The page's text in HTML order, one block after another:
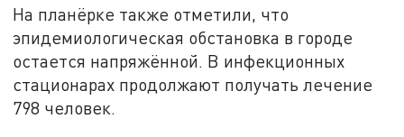
На планёрке также отметили, что
эпидемиологическая обстановка в городе
остается напряжённой. В инфекционных
стационарах продолжают получать лечение
798 человек.